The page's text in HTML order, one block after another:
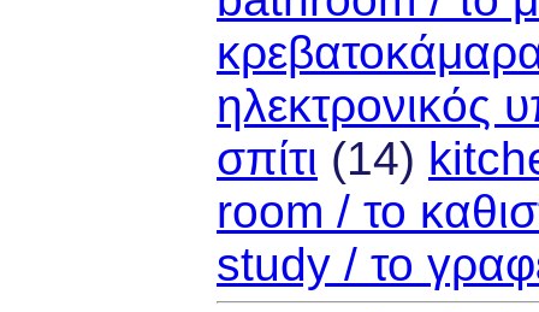
ηλεκτρονικός
σπίτι (14)
room / το
study / το